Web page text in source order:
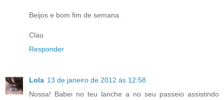
Beijos e bom fim de semana.
Clau
Responder
Lola 13 de janeiro de 2012 às 12:58
Nossa! Babei no teu lanche a no seu passeio assistindo